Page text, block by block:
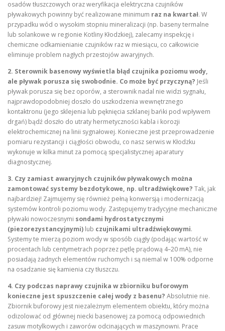
osadów tłuszczowych oraz weryfikacja elektryczna czujników
pływakowych powinny być realizowane minimum raz na kwartał. W
przypadku wód o wysokim stopniu mineralizacji (np. baseny termalne
lub solankowe w regionie Kotliny Kłodzkiej), zalecamy inspekcję i
chemiczne odkamienianie czujników raz w miesiącu, co całkowicie
eliminuje problem nagłych przestojów awaryjnych.
2. Sterownik basenowy wyświetla błąd czujnika poziomu wody,
ale pływak porusza się swobodnie. Co może być przyczyną? Jeśli
pływak porusza się bez oporów, a sterownik nadal nie widzi sygnału,
najprawdopodobniej doszło do uszkodzenia wewnętrznego
kontaktronu (jego sklejenia lub pęknięcia szklanej bańki pod wpływem
drgań) bądź doszło do utraty hermetyczności kabla i korozji
elektrochemicznej na linii sygnałowej. Konieczne jest przeprowadzenie
pomiaru rezystancji i ciągłości obwodu, co nasz serwis w Kłodzku
wykonuje w kilka minut za pomocą specjalistycznej aparatury
diagnostycznej.
3. Czy zamiast awaryjnych czujników pływakowych można
zamontować systemy bezdotykowe, np. ultradźwiękowe? Tak, jak
najbardziej! Zajmujemy się również pełną konwersją i modernizacją
systemów kontroli poziomu wody. Zastępujemy tradycyjne mechaniczne
pływaki nowoczesnymi sondami hydrostatycznymi
(piezorezystancyjnymi) lub czujnikami ultradźwiękowymi.
Systemy te mierzą poziom wody w sposób ciągły (podając wartość w
procentach lub centymetrach poprzez pętlę prądową 4–20 mA), nie
posiadają żadnych elementów ruchomych i są niemal w 100% odporne
na osadzanie się kamienia czy tłuszczu.
4. Czy podczas naprawy czujnika w zbiorniku buforowym
konieczne jest spuszczenie całej wody z basenu? Absolutnie nie.
Zbiornik buforowy jest niezależnym elementem obiektu, który można
odizolować od głównej niecki basenowej za pomocą odpowiednich
zasuw motylkowych i zaworów odcinających w maszynowni. Prace